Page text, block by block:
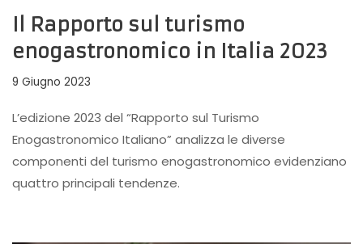
Il Rapporto sul turismo
enogastronomico in Italia 2023
9 Giugno 2023
L’edizione 2023 del “Rapporto sul Turismo
Enogastronomico Italiano” analizza le diverse
componenti del turismo enogastronomico evidenziano
quattro principali tendenze.